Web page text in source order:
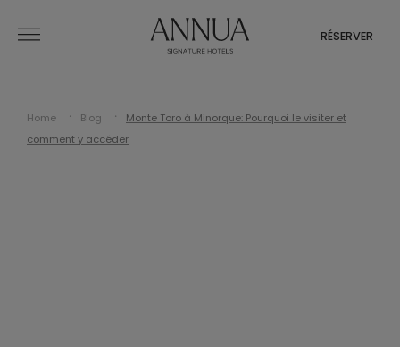
RÉSERVER
Home Blog
Monte Toro à Minorque: Pourquoi le visiter et
comment y accéder